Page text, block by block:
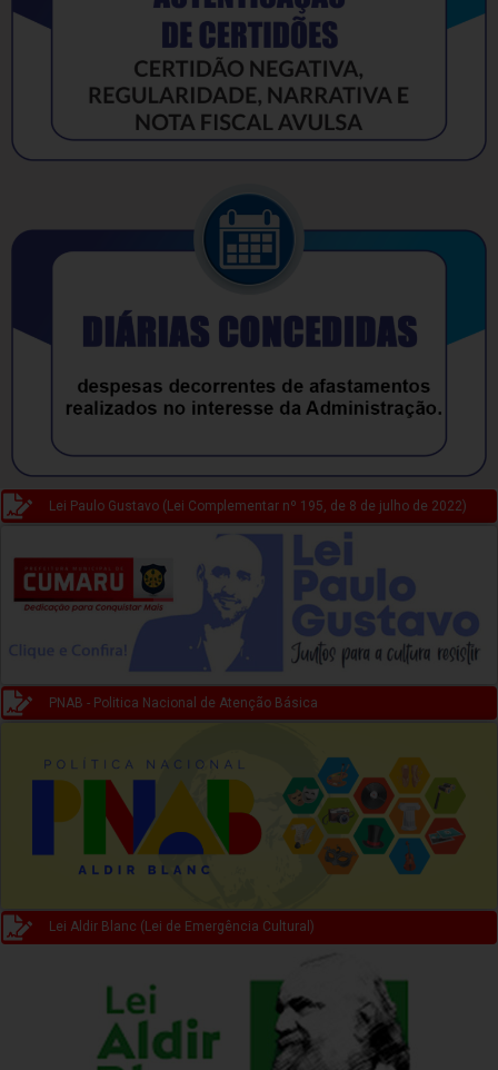
Lei Paulo Gustavo (Lei Complementar nº 195, de 8 de julho de 2022)
PNAB - Politica Nacional de Atenção Básica
Lei Aldir Blanc (Lei de Emergência Cultural)